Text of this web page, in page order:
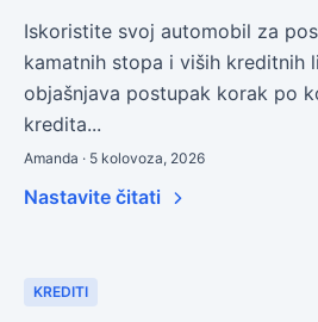
Iskoristite svoj automobil za
kamatnih stopa i viših kreditnih
objašnjava postupak korak po
kredita...
Amanda · 5 kolovoza, 2026
Nastavite čitati
KREDITI